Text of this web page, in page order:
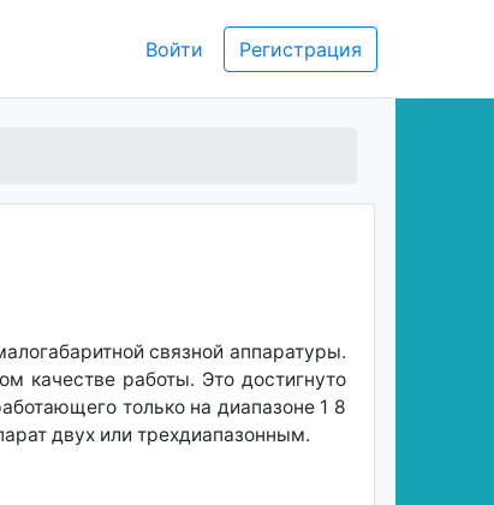
Войти Регистрация
связной аппаратуры.
качестве работы. Это достигнуто
только на диапазоне 1 8
двух или трехдиапазонным.